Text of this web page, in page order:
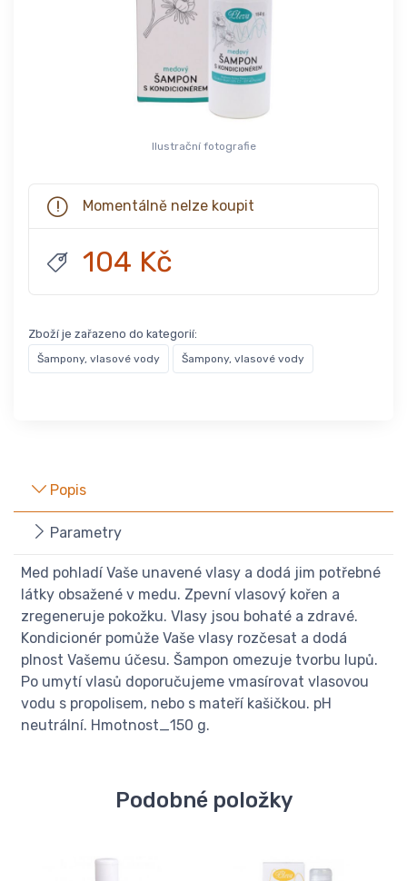
Ilustrační fotografie
Momentálně nelze koupit
104 Kč
Zboží je zařazeno do kategorií:
Šampony, vlasové vody Šampony, vlasové vody
Popis
Parametry
Med pohladí Vaše unavené vlasy a dodá jim potřebné
látky obsažené v medu. Zpevní vlasový kořen a
zregeneruje pokožku. Vlasy jsou bohaté a zdravé.
Kondicionér pomůže Vaše vlasy rozčesat a dodá
plnost Vašemu účesu. Šampon omezuje tvorbu lupů.
Po umytí vlasů doporučujeme vmasírovat vlasovou
vodu s propolisem, nebo s mateří kašičkou. pH
neutrální. Hmotnost_150 g.
Podobné položky